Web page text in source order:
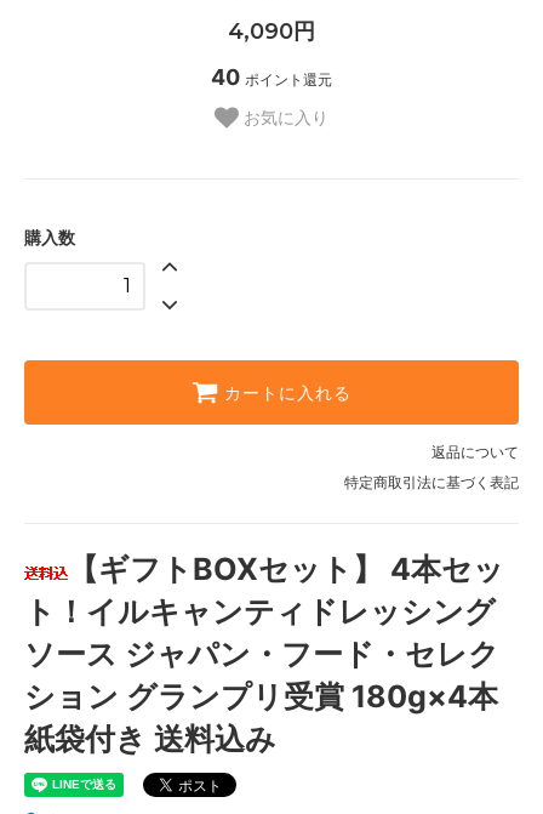
4,090円
40 ポイント還元
お気に入り
購入数
カートに入れる
返品について
特定商取引法に基づく表記
【ギフトBOXセット】 4本セッ
ト！イルキャンティドレッシング
ソース ジャパン・フード・セレク
ション グランプリ受賞 180g×4本
紙袋付き 送料込み